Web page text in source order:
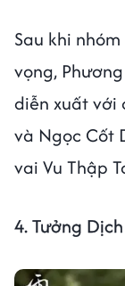
Sau khi
vọng,
diễn xuất với
và Ngọc Cốt
vai Vu Thập
4. Tưởng